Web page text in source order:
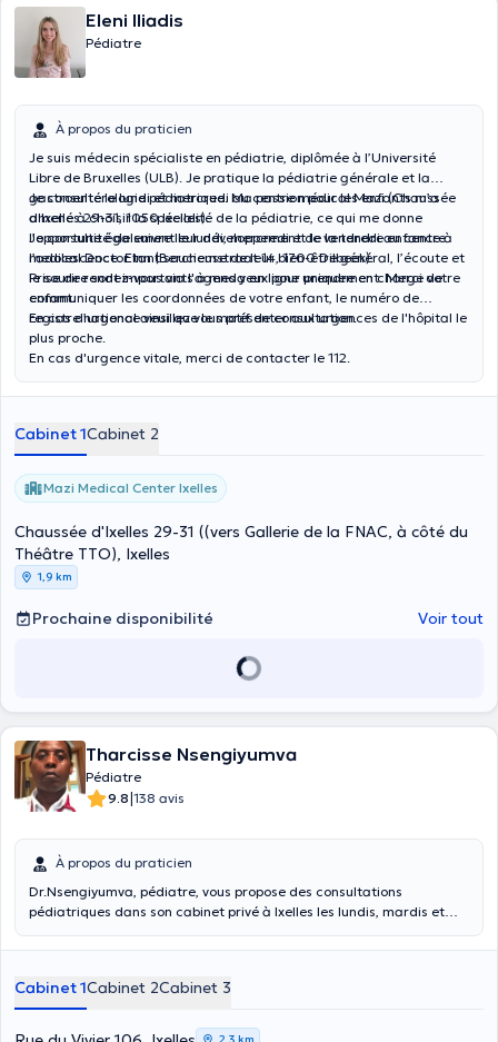
Eleni Iliadis
Pédiatre
À propos du praticien
Je suis médecin spécialiste en pédiatrie, diplômée à l’Université
Libre de Bruxelles (ULB). Je pratique la pédiatrie générale et la
gastroentérologie pédiatrique. Ma passion pour les enfants m’a
amené à choisir la spécialité de la pédiatrie, ce qui me donne
l’opportunité de suivre leur développement de la tendre enfance à
l’adolescence. Etant soucieuse de leur bien-être général, l’écoute et
le sourire sont importants à mes yeux pour prendre en charge votre
enfant.
Je consulte le lundi et mercredi au centre médical Mazi (Chaussée
d'Ixelles 29-31, 1050 Ixelles).
Je consulte également le lundi, mercredi et le vendredi au centre
medical Doctor Inn (Berchemstraat 14, 1700 Dilbeek).
Prise de rendez-vous via l'agenda en ligne uniquement. Merci de
communiquer les coordonnées de votre enfant, le numéro de
registre national ainsi que le motif de consultation.
En cas d’urgence veuillez vous présenter aux urgences de l'hôpital le
plus proche.
En cas d'urgence vitale, merci de contacter le 112.
Cabinet 1Cabinet 2
Mazi Medical Center Ixelles
Chaussée d'Ixelles 29-31 ((vers Gallerie de la FNAC, à côté du
Théâtre TTO), Ixelles
1,9 km
Prochaine disponibilité Voir tout
Tharcisse Nsengiyumva
Pédiatre
9.8|138 avis
À propos du praticien
Dr.Nsengiyumva, pédiatre, vous propose des consultations
pédiatriques dans son cabinet privé à Ixelles les lundis, mardis et
proches pour soigner toutes leurs pathologies, n'hésitez pas à
Delta et Cavell, pour tout RDV, veuillez contacter directement leur
call-center respectif.
Cabinet 1Cabinet 2Cabinet 3